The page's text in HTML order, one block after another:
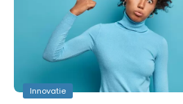
Innovatie